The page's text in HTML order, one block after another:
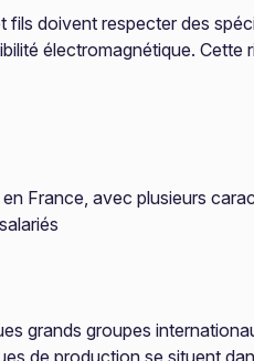
doivent respecter des
électromagnétique. Cette
France, avec plusieurs
grands groupes
de production se situent